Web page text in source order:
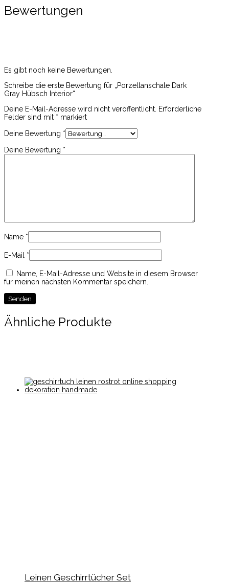
Bewertungen
Es gibt noch keine Bewertungen.
Schreibe die erste Bewertung für „Porzellanschale Dark
Gray Hübsch Interior“
Deine E-Mail-Adresse wird nicht veröffentlicht. Erforderliche
Felder sind mit * markiert
Deine Bewertung *
Deine Bewertung *
Name *
E-Mail *
Name, E-Mail-Adresse und Website in diesem Browser
für meinen nächsten Kommentar speichern.
Ähnliche Produkte
Leinen Geschirrtücher Set